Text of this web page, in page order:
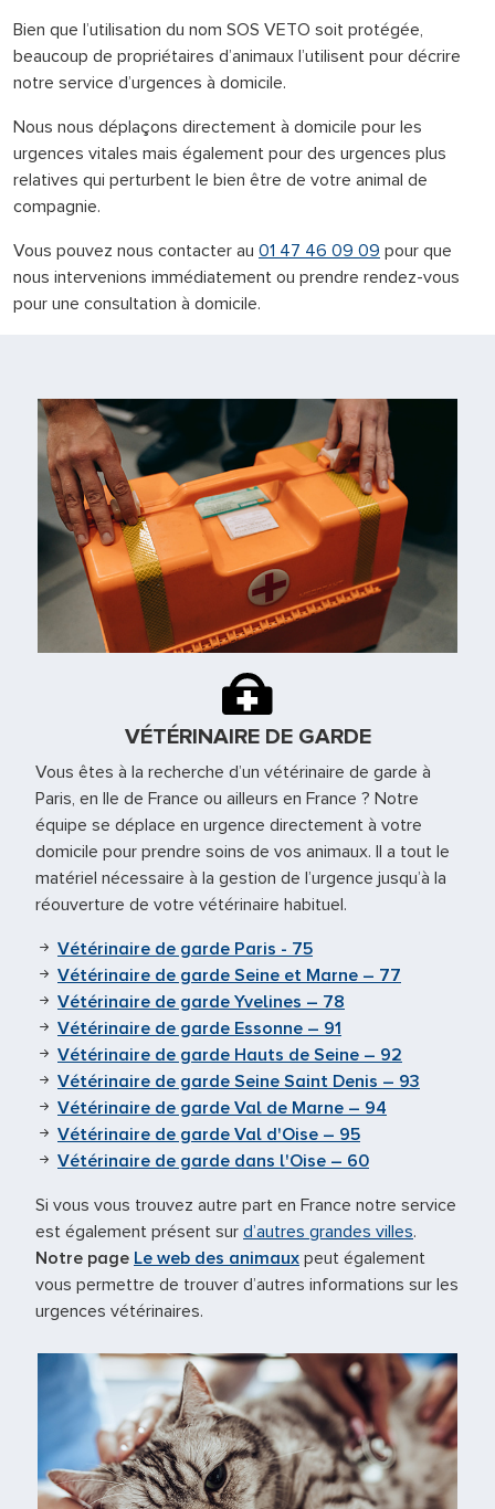
Bien que l’utilisation du nom SOS VETO soit protégée,
beaucoup de propriétaires d’animaux l’utilisent pour décrire
notre service d’urgences à domicile.
Nous nous déplaçons directement à domicile pour les
urgences vitales mais également pour des urgences plus
relatives qui perturbent le bien être de votre animal de
compagnie.
Vous pouvez nous contacter au 01 47 46 09 09 pour que
nous intervenions immédiatement ou prendre rendez-vous
pour une consultation à domicile.
VÉTÉRINAIRE DE GARDE
Vous êtes à la recherche d’un vétérinaire de garde à
Paris, en Ile de France ou ailleurs en France ? Notre
équipe se déplace en urgence directement à votre
domicile pour prendre soins de vos animaux. Il a tout le
matériel nécessaire à la gestion de l’urgence jusqu’à la
réouverture de votre vétérinaire habituel.
Vétérinaire de garde Paris - 75
Vétérinaire de garde Seine et Marne – 77
Vétérinaire de garde Yvelines – 78
Vétérinaire de garde Essonne – 91
Vétérinaire de garde Hauts de Seine – 92
Vétérinaire de garde Seine Saint Denis – 93
Vétérinaire de garde Val de Marne – 94
Vétérinaire de garde Val d'Oise – 95
Vétérinaire de garde dans l'Oise – 60
Si vous vous trouvez autre part en France notre service
est également présent sur d’autres grandes villes.
Notre page Le web des animaux peut également
vous permettre de trouver d’autres informations sur les
urgences vétérinaires.